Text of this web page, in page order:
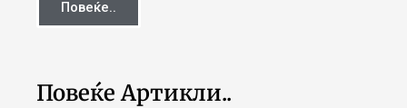
Повеќе..
Повеќе Артикли..